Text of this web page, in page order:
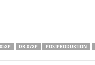
DR-07XP POSTPRODUKTION